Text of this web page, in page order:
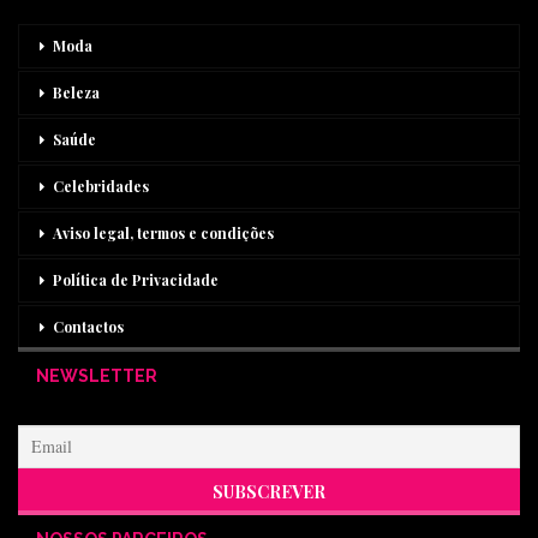
Moda
Beleza
Saúde
Celebridades
Aviso legal, termos e condições
Política de Privacidade
Contactos
NEWSLETTER